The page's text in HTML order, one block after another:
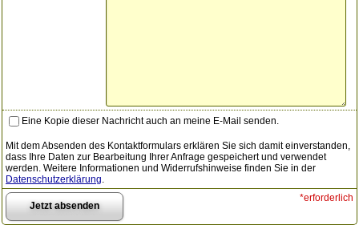
Eine Kopie dieser Nachricht auch an meine E-Mail senden.
Mit dem Absenden des Kontaktformulars erklären Sie sich damit einverstanden,
dass Ihre Daten zur Bearbeitung Ihrer Anfrage gespeichert und verwendet
werden. Weitere Informationen und Widerrufshinweise finden Sie in der
Datenschutzerklärung.
*erforderlich